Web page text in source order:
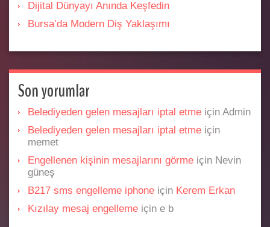
Dijital Dünyayı Anında Keşfedin
Bursa’da Modern Diş Yaklaşımı
Son yorumlar
Belediyeden gelen mesajları iptal etme için Admin
Belediyeden gelen mesajları iptal etme için
memet
Engellenen kişinin mesajlarını görme için Nevin
güneş
B217 sms engelleme iphone için Kerem Erkan
Kızılay mesaj engelleme için e b